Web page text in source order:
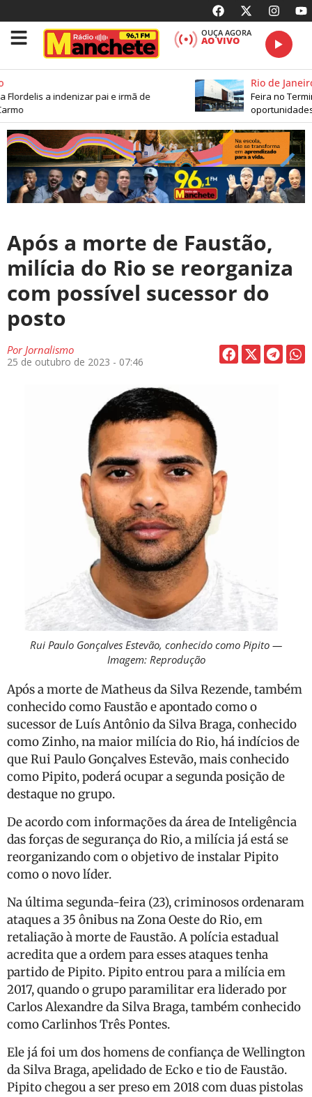
OUÇA AGORA
AO VIVO
a indenizar pai e irmã de
Rio de Janeiro
Feira no
oportunidades
Após a morte de Faustão,
milícia do Rio se reorganiza
com possível sucessor do
posto
PorJornalismo
25 de outubro de 2023 - 07:46
Rui Paulo Gonçalves Estevão, conhecido como Pipito —
Imagem: Reprodução
Após a morte de Matheus da Silva Rezende, também
conhecido como Faustão e apontado como o
sucessor de Luís Antônio da Silva Braga, conhecido
como Zinho, na maior milícia do Rio, há indícios de
que Rui Paulo Gonçalves Estevão, mais conhecido
como Pipito, poderá ocupar a segunda posição de
destaque no grupo.
De acordo com informações da área de Inteligência
das forças de segurança do Rio, a milícia já está se
reorganizando com o objetivo de instalar Pipito
como o novo líder.
Na última segunda-feira (23), criminosos ordenaram
ataques a 35 ônibus na Zona Oeste do Rio, em
retaliação à morte de Faustão. A polícia estadual
acredita que a ordem para esses ataques tenha
partido de Pipito. Pipito entrou para a milícia em
2017, quando o grupo paramilitar era liderado por
Carlos Alexandre da Silva Braga, também conhecido
como Carlinhos Três Pontes.
Ele já foi um dos homens de confiança de Wellington
da Silva Braga, apelidado de Ecko e tio de Faustão.
Pipito chegou a ser preso em 2018 com duas pistolas